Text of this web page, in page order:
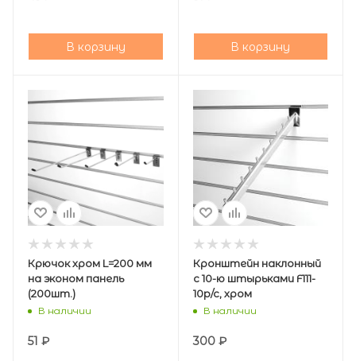
В корзину В корзину
Крючок хром L=200 мм
на эконом панель
(200шт.)
В наличии
51 ₽
Кронштейн наклонный
с 10-ю штырьками F111-
10p/c, хром
В наличии
300₽